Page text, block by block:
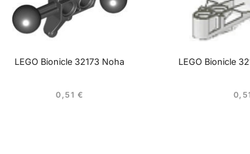
LEGO Bionicle 32173 Noha
0,51 €
LEGO Bionicle